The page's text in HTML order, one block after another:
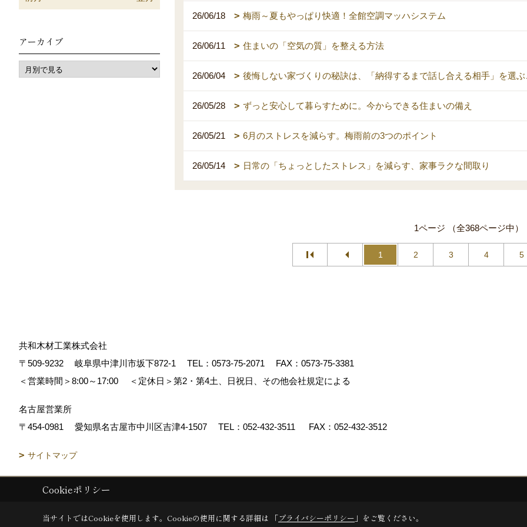
26/06/18 梅雨～夏もやっぱり快適！全館空調マッハシステム
26/06/11 住まいの「空気の質」を整える方法
26/06/04 後悔しない家づくりの秘訣は、「納得するまで話し合える相手」を選
26/05/28 ずっと安心して暮らすために。今からできる住まいの備え
26/05/21 6月のストレスを減らす。梅雨前の3つのポイント
26/05/14 日常の「ちょっとしたストレス」を減らす、家事ラクな間取り
1ページ （全368ページ中）
1 2 3 4 5
アーカイブ
共和木材工業株式会社
〒509-9232
岐阜県中津川市坂下872‐1 TEL： 0573-75-2071
FAX：0573-75-3381
＜営業時間＞8:00～17:00
＜定休日＞第2・第4土、日祝日、その他会社規定による
名古屋営業所
〒454-0981
愛知県名古屋市中川区吉津4-1507 TEL： 052-432-3511 FAX：052-432-3512
サイトマップ
Copyright (c) 共和木材工業株式会社. All Rights Reserved.
Cookieポリシー
当サイトではCookieを使用します。 Cookieの使用に関する詳細は 「プライバシーポリシー 」をご覧ください。